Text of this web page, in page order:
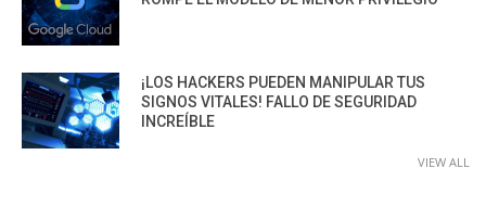
¡LOS HACKERS PUEDEN MANIPULAR TUS
SIGNOS VITALES! FALLO DE SEGURIDAD
INCREÍBLE
VIEW ALL